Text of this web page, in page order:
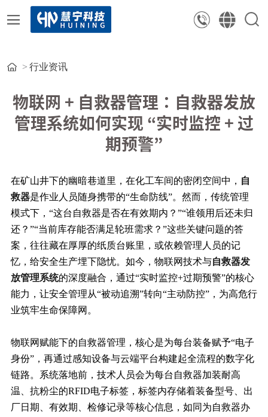
行业资讯
物联网 + 自救器管理：自救器发放
管理系统如何实现 “实时监控 + 过
期预警”
在矿山井下的幽暗巷道里，在化工车间的密闭空间中， 自
救器是作业人员随身携带的“生命防线”。然而，传统管理
模式下，“这台自救器是否在有效期内？”“谁领用后还未归
还？”“当前库存能否满足轮班需求？”这些关键问题的答
案，往往藏在厚厚的纸质台账里，或依赖管理人员的记
忆，给安全生产埋下隐忧。如今，物联网技术与自救器发
放管理系统的深度融合，通过“实时监控+过期预警”的核心
能力，让安全管理从“被动追溯”转向“主动防控”，为高危行
业筑牢生命保障网。
物联网赋能下的自救器管理，核心是为每台装备赋予“电子
身份”，再通过感知设备与云端平台构建起全流程的数字化
链路。系统落地前，技术人员会为每台自救器加装耐高
温、抗粉尘的RFID电子标签，标签内存储着装备型号、出
厂日期、有效期、检修记录等核心信息，如同为自救器办